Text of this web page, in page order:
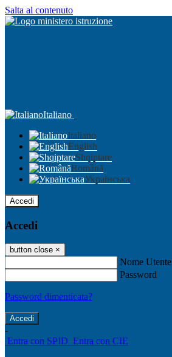
Salta al contenuto
Italiano
Italiano
English
Shqiptare
Română
Українська
Accedi
Accedi
button close ×
Nome Utente
Password
Password dimenticata?
-
Entra con SPID Entra con CIE